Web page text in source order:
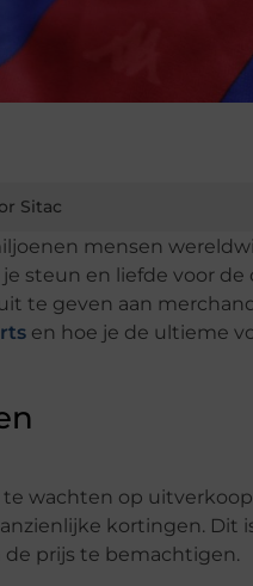
Sitac
mensen
steun en liefde voor de
te geven aan
en hoe je de ultieme
wachten op
kortingen.
de prijs te bemachtigen.